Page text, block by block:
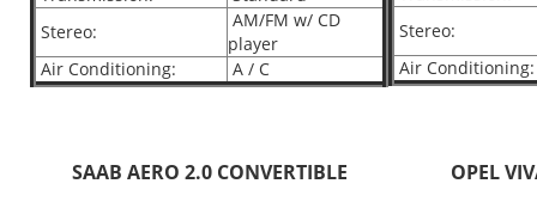
Stereo:
AM/FM w/ CD
player
Air Conditioning:
A / C
Stereo:
Air Conditioning:
SAAB AERO 2.0 CONVERTIBLE OPEL